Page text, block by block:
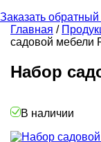
Заказать обратный
Главная /
садовой мебели
Набор
В наличии